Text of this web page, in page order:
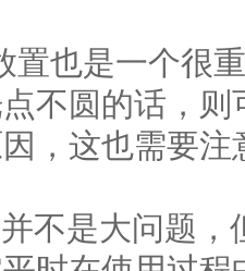
置也是一个很
不圆的话，
，这也需要注
不是大问题